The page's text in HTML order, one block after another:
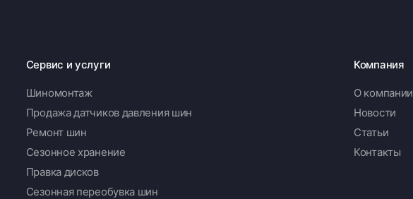
Сервис и услуги
Шиномонтаж
Продажа датчиков давления шин
Ремонт шин
Сезонное хранение
Правка дисков
Сезонная переобувка шин
Компания
О компании
Новости
Статьи
Контакты